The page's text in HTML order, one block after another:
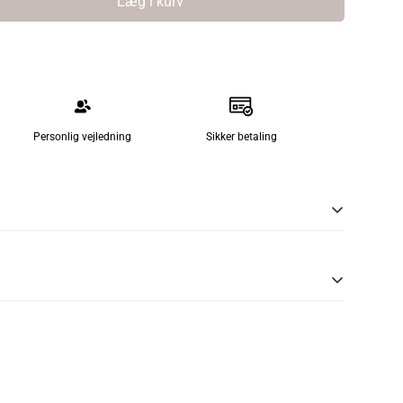
Personlig vejledning Sikker betaling